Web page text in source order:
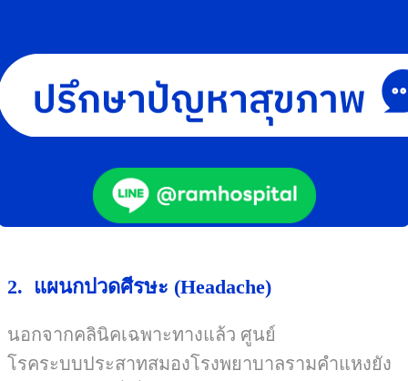
2. แผนกปวดศีรษะ (Headache)
นอกจากคลินิคเฉพาะทางแล้ว ศูนย์
โรคระบบประสาทสมองโรงพยาบาลรามคำแหงยัง